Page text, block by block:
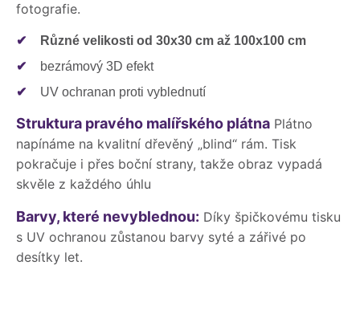
fotografie.
✔
Různé velikosti od 30x30 cm až 100x100 cm
✔
bezrámový 3D efekt
✔
UV ochranan proti vyblednutí
Struktura pravého malířského plátna Plátno
napínáme na kvalitní dřevěný „blind“ rám. Tisk
pokračuje i přes boční strany, takže obraz vypadá
skvěle z každého úhlu
Barvy, které nevyblednou: Díky špičkovému tisku
s UV ochranou zůstanou barvy syté a zářivé po
desítky let.